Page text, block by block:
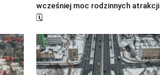
wcześniej moc rodzinnych atrakcji
🗓